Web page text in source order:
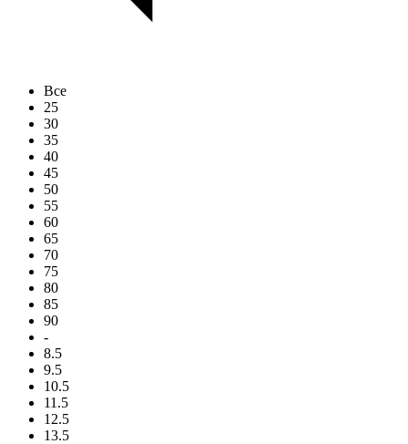
Все
25
30
35
40
45
50
55
60
65
70
75
80
85
90
-
8.5
9.5
10.5
11.5
12.5
13.5